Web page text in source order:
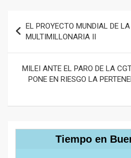
de
entradas
EL PROYECTO MUNDIAL DE
MULTIMILLONARIA II
MILEI ANTE EL PARO DE LA
PONE EN RIESGO LA
Tiempo en